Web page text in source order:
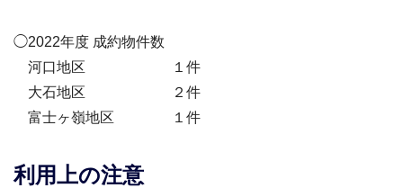
◯2022年度 成約物件数
河口地区 １件
大石地区 ２件
富士ヶ嶺地区 １件
利用上の注意